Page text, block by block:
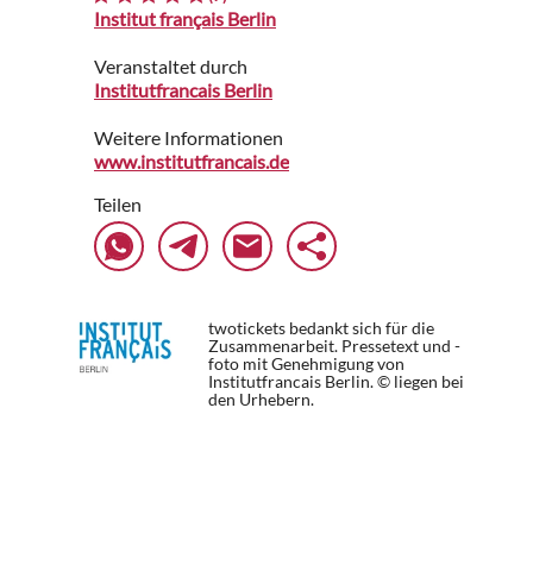
Institut français Berlin
Veranstaltet durch
Institutfrancais Berlin
Weitere Informationen
www.institutfrancais.de
Teilen
twotickets bedankt sich für die
Zusammenarbeit. Pressetext und -
foto mit Genehmigung von
Institutfrancais Berlin. © liegen bei
den Urhebern.